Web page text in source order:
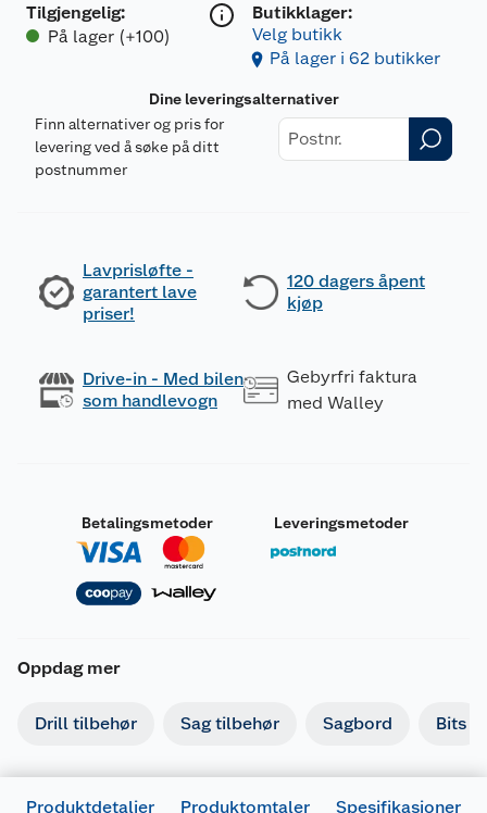
Tilgjengelig:
På lager (+100)
Butikklager:
Velg butikk
På lager i 62 butikker
Dine leveringsalternativer
Finn alternativer og pris for
levering ved å søke på ditt
postnummer
Lavprisløfte -
garantert lave
priser!
120 dagers åpent
kjøp
Drive-in - Med bilen
som handlevogn
Gebyrfri faktura
med Walley
Betalingsmetoder Leveringsmetoder
Oppdag mer
Drill tilbehør Sag tilbehør Sagbord Bits
Produktdetaljer Produktomtaler Spesifikasjoner